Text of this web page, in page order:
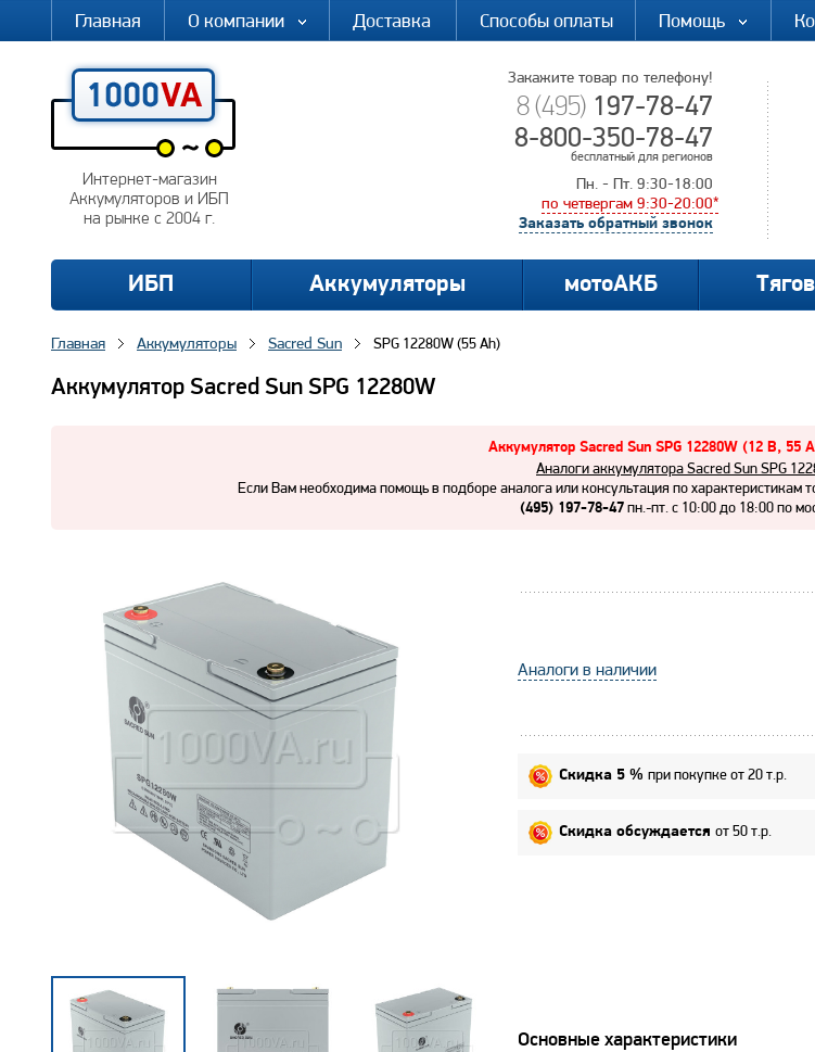
Главная О компании Доставка Способы оплаты Помощь
Интернет-магазин
Аккумуляторов и ИБП
на рынке с 2004 г.
Закажите товар по телефону!
8 (495) 197-78-47
8-800-350-78-47
бесплатный для регионов
Пн. - Пт. 9:30-18:00
по четвергам 9:30-20:00*
Заказать обратный звонок
ИБП Аккумуляторы мотоАКБ
Главная Аккумуляторы Sacred Sun SPG 12280W (55 Ah)
Аккумулятор Sacred Sun SPG 12280W
Аккумулятор Sacred Sun SPG 12280W (12 В, 55
Аналоги аккумулятора Sacred Sun SPG
Если Вам необходима помощь в подборе аналога или консультация по
(495) 197-78-47пн.-пт. с 10:00 до 18:00 по
Аналоги в наличии
Скидка 5 % при покупке от 20 т.р.
Скидка обсуждается от 50 т.р.
Основные характеристики